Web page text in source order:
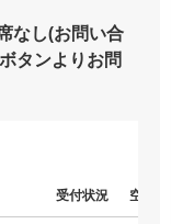
なし(お問い合
タンよりお問
受付状況 空席